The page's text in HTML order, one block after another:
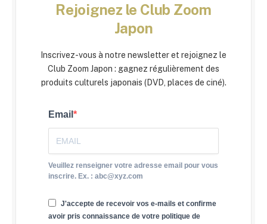
Rejoignez le Club Zoom
Japon
Inscrivez-vous à notre newsletter et rejoignez le
Club Zoom Japon : gagnez régulièrement des
produits culturels japonais (DVD, places de ciné).
Email
Veuillez renseigner votre adresse email pour vous
inscrire. Ex. : abc@xyz.com
J'accepte de recevoir vos e-mails et confirme
avoir pris connaissance de votre politique de